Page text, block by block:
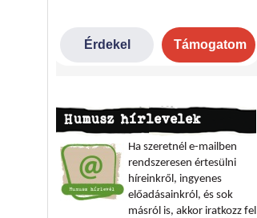
Humusz hírlevelek
Ha szeretnél e-mailben
rendszeresen értesülni
híreinkről, ingyenes
előadásainkról, és sok
másról is, akkor iratkozz fel